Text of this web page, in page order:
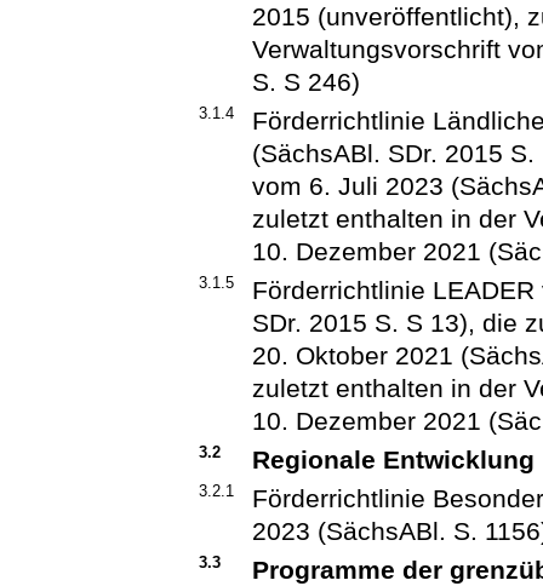
2015 (unveröffentlicht),
Verwaltungsvorschrift
S. S 246)
3.1.4
Förderrichtlinie
(SächsABl. SDr. 2015
vom 6. Juli 2023
zuletzt enthalten in der
10. Dezember 2021
3.1.5
Förderrichtlinie
SDr. 2015 S. S 13), die
20. Oktober 2021
zuletzt enthalten in der
10. Dezember 2021
3.2 Regionale
3.2.1
Förderrichtlinie
2023 (SächsABl. S.
3.3
Programme der